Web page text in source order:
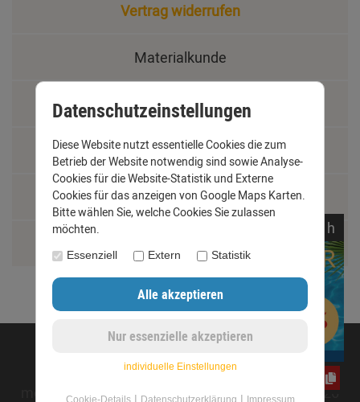
Vertrag widerrufen
Materialkunde
Fachbegriffe
Jobs
Montage und Installationshilfen
©opyright 2020 - www.dachrinnen-shop.de
h
ified eCommerce Shopsoftware © 2009-2026
Datenschutzeinstellungen
Diese Website nutzt essentielle Cookies die zum
Betrieb der Website notwendig sind sowie Analyse-
Cookies für die Website-Statistik und Externe
Cookies für das anzeigen von Google Maps Karten.
Bitte wählen Sie, welche Cookies Sie zulassen
möchten.
Essenziell Extern Statistik
individuelle Einstellungen
Cookie-Details| Datenschutzerklärung | Impressum